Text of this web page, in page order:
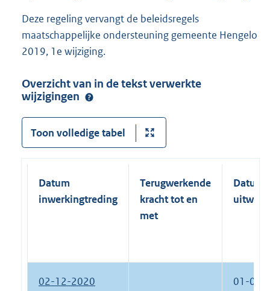
Deze regeling vervangt de beleidsregels
maatschappelijke ondersteuning gemeente Hengelo
2019, 1e wijziging.
Overzicht van in de tekst verwerkte
wijzigingen
Toon volledige tabel
Datum
inwerkingtreding
Terugwerkende
kracht tot en
met
Datum
02-12-2020 01-01-